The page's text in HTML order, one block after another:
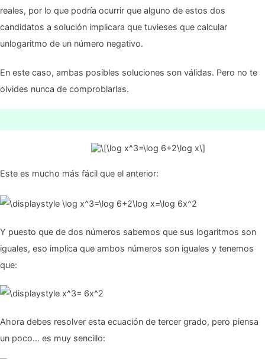
reales, por lo que podría ocurrir que alguno de estos dos
candidatos a solución implicara que tuvieses que calcular
unlogaritmo de un número negativo.
En este caso, ambas posibles soluciones son válidas. Pero no te
olvides nunca de comproblarlas.
Este es mucho más fácil que el anterior:
Y puesto que de dos números sabemos que sus logaritmos son
iguales, eso implica que ambos números son iguales y tenemos
que:
Ahora debes resolver esta ecuación de tercer grado, pero piensa
un poco… es muy sencillo: